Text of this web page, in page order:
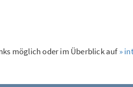
möglich oder im Überblick auf»